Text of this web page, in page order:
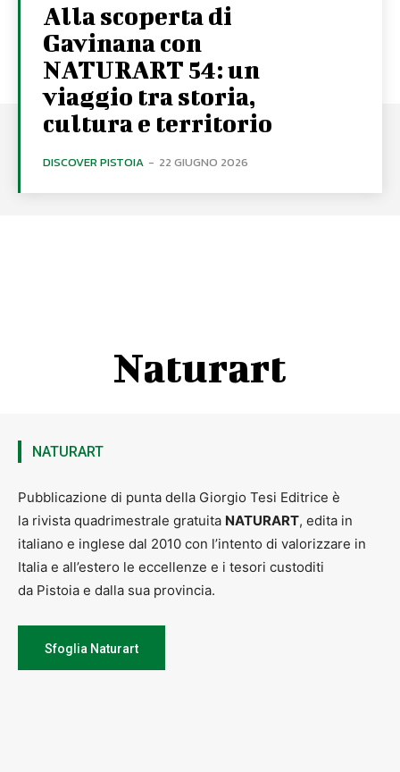
Alla scoperta di
Gavinana con
NATURART 54: un
viaggio tra storia,
cultura e territorio
DISCOVER PISTOIA - 22 GIUGNO 2026
Naturart
NATURART
Pubblicazione di punta della Giorgio Tesi Editrice è
la rivista quadrimestrale gratuita NATURART, edita in
italiano e inglese dal 2010 con l’intento di valorizzare in
Italia e all’estero le eccellenze e i tesori custoditi
da Pistoia e dalla sua provincia.
Sfoglia Naturart